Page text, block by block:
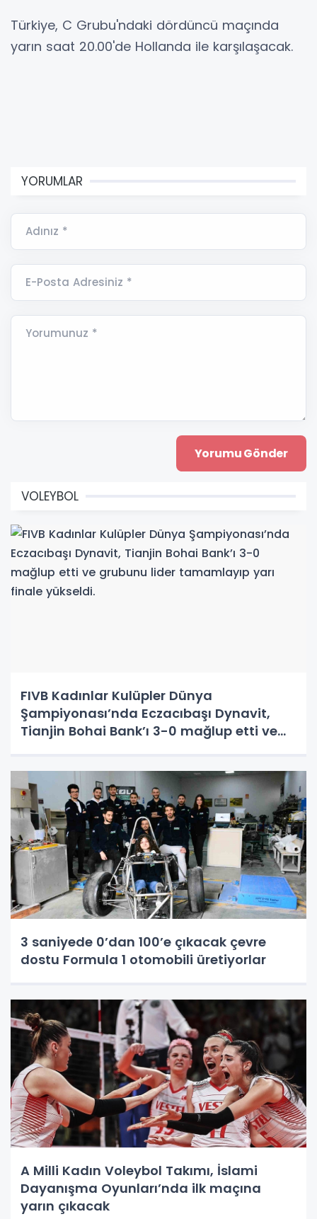
Türkiye, C Grubu'ndaki dördüncü maçında
yarın saat 20.00'de Hollanda ile karşılaşacak.
YORUMLAR
Adınız *
E-Posta Adresiniz *
Yorumunuz *
VOLEYBOL
FIVB Kadınlar Kulüpler Dünya
Şampiyonası’nda Eczacıbaşı Dynavit,
Tianjin Bohai Bank’ı 3-0 mağlup etti ve
yükseldi.
3 saniyede 0’dan 100’e çıkacak çevre
dostu Formula 1 otomobili üretiyorlar
A Milli Kadın Voleybol Takımı, İslami
Dayanışma Oyunları’nda ilk maçına
yarın çıkacak